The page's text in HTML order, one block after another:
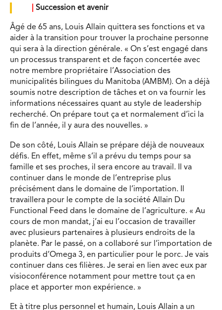
Succession et avenir
Âgé de 65 ans, Louis Allain quittera ses fonctions et va
aider à la transition pour trouver la prochaine personne
qui sera à la direction générale. « On s’est engagé dans
un processus transparent et de façon concertée avec
notre membre propriétaire l’Association des
municipalités bilingues du Manitoba (AMBM). On a déjà
soumis notre description de tâches et on va fournir les
informations nécessaires quant au style de leadership
recherché. On prépare tout ça et normalement d’ici la
fin de l’année, il y aura des nouvelles. »
De son côté, Louis Allain se prépare déjà de nouveaux
défis. En effet, même s’il a prévu du temps pour sa
famille et ses proches, il sera encore au travail. Il va
continuer dans le monde de l’entreprise plus
précisément dans le domaine de l’importation. Il
travaillera pour le compte de la société Allain Du
Functional Feed dans le domaine de l’agriculture. « Au
cours de mon mandat, j’ai eu l’occasion de travailler
avec plusieurs partenaires à plusieurs endroits de la
planète. Par le passé, on a collaboré sur l’importation de
produits d’Omega 3, en particulier pour le porc. Je vais
continuer dans ces filières. Je serai en lien avec eux par
visioconférence notamment pour mettre tout ça en
place et apporter mon expérience. »
Et à titre plus personnel et humain, Louis Allain a un